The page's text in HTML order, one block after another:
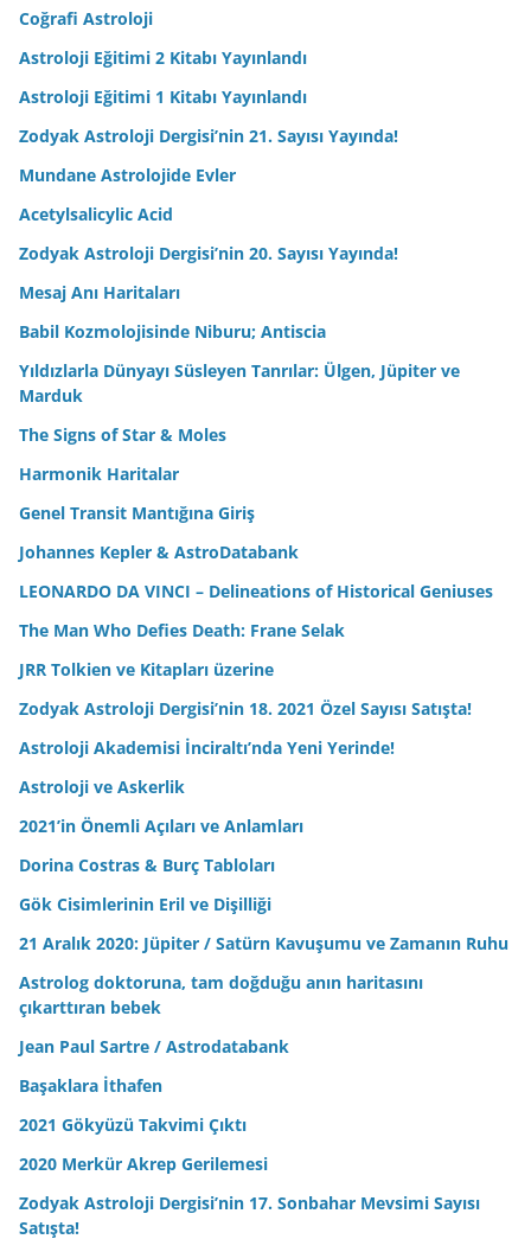
Coğrafi Astroloji
Astroloji Eğitimi 2 Kitabı Yayınlandı
Astroloji Eğitimi 1 Kitabı Yayınlandı
Zodyak Astroloji Dergisi’nin 21. Sayısı Yayında!
Mundane Astrolojide Evler
Acetylsalicylic Acid
Zodyak Astroloji Dergisi’nin 20. Sayısı Yayında!
Mesaj Anı Haritaları
Babil Kozmolojisinde Niburu; Antiscia
Yıldızlarla Dünyayı Süsleyen Tanrılar: Ülgen, Jüpiter ve
Marduk
The Signs of Star & Moles
Harmonik Haritalar
Genel Transit Mantığına Giriş
Johannes Kepler & AstroDatabank
LEONARDO DA VINCI – Delineations of Historical Geniuses
The Man Who Defies Death: Frane Selak
JRR Tolkien ve Kitapları üzerine
Zodyak Astroloji Dergisi’nin 18. 2021 Özel Sayısı Satışta!
Astroloji Akademisi İnciraltı’nda Yeni Yerinde!
Astroloji ve Askerlik
2021’in Önemli Açıları ve Anlamları
Dorina Costras & Burç Tabloları
Gök Cisimlerinin Eril ve Dişilliği
21 Aralık 2020: Jüpiter / Satürn Kavuşumu ve Zamanın Ruhu
Astrolog doktoruna, tam doğduğu anın haritasını
çıkarttıran bebek
Jean Paul Sartre / Astrodatabank
Başaklara İthafen
2021 Gökyüzü Takvimi Çıktı
2020 Merkür Akrep Gerilemesi
Zodyak Astroloji Dergisi’nin 17. Sonbahar Mevsimi Sayısı
Satışta!